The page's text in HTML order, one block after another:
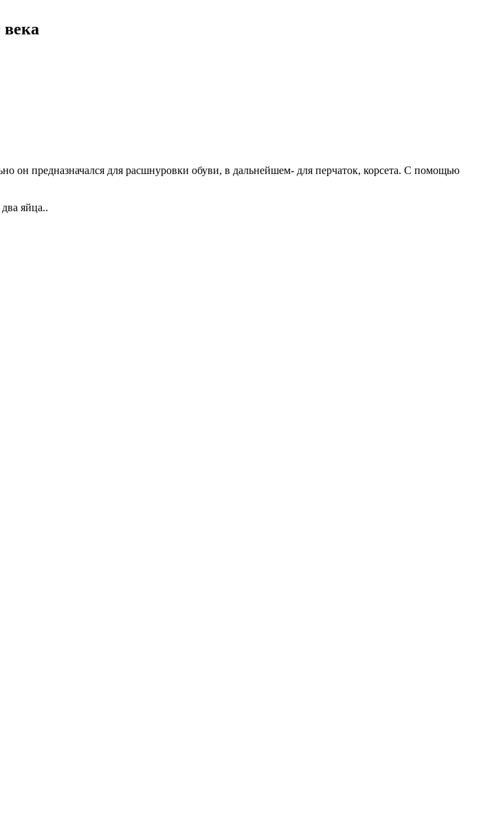
века
он предназначался для расшнуровки обуви, в дальнейшем- для перчаток, корсета. С помощью
яйца..